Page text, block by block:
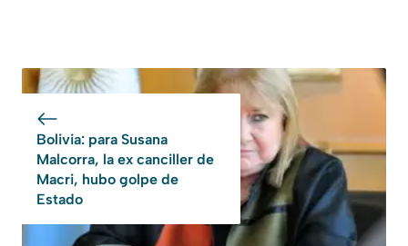
Bolivia: para Susana
Malcorra, la ex canciller de
Macri, hubo golpe de
Estado